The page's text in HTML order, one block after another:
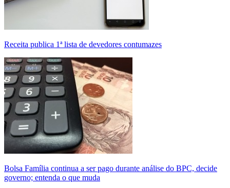
Receita publica 1ª lista de devedores contumazes
Bolsa Família continua a ser pago durante análise do BPC, decide
governo; entenda o que muda